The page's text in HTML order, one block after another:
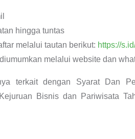
hingga tuntas
melalui tautan berikut: https://
melalui website dan
terkait dengan Syarat Dan
Bisnis dan Pariwisata